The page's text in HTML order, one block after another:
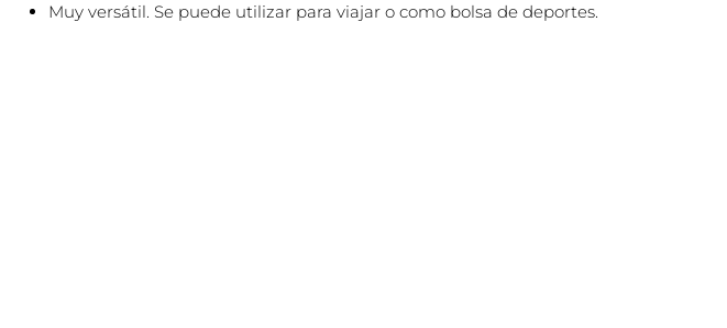
Muy versátil. Se puede utilizar para viajar o como bolsa de deportes.